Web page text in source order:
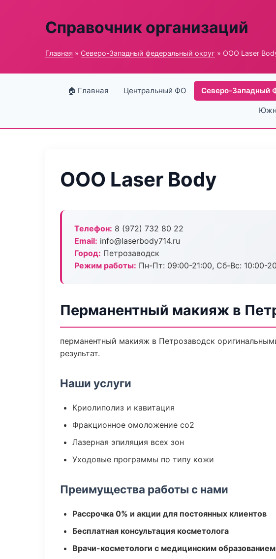
Справочник организаций
Главная » Северо-Западный федеральный округ » ООО Laser
🏠 Главная Центральный ФО Северо-Западный
ООО Laser Body
Телефон: 8 (972) 732 80 22
Email: info@laserbody714.ru
Город: Петрозаводск
Режим работы: Пн-Пт: 09:00-21:00, Сб-Вс: 10:00-
Перманентный макияж в
перманентный макияж в Петрозаводск
результат.
Наши услуги
Криолиполиз и кавитация
Фракционное омоложение co2
Лазерная эпиляция всех зон
Уходовые программы по типу кожи
Преимущества работы с нами
Рассрочка 0% и акции для постоянных клиентов
Бесплатная консультация косметолога
Врачи-косметологи с медицинским образованием